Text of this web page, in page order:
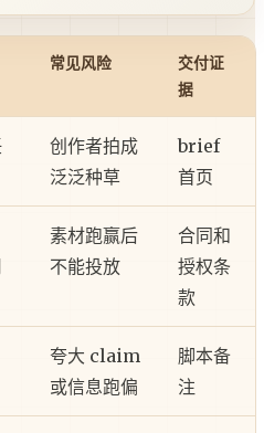
常见风险
交付证
据
创作者拍成
泛泛种草
brief
首页
素材跑赢后
不能投放
合同和
授权条
款
夸大 claim
或信息跑偏
脚本备
注